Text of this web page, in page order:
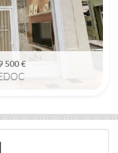
500 €
75m2